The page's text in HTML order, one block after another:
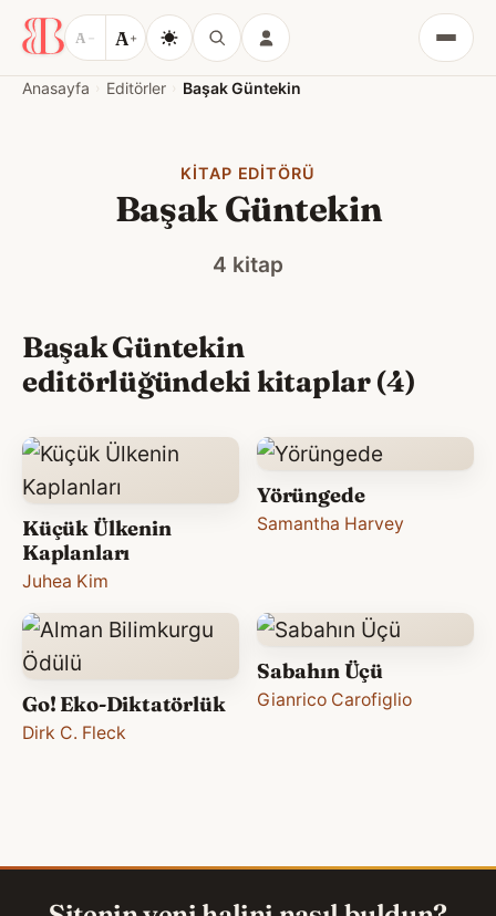
A − A+
Menü
Anasayfa Editörler Başak Güntekin
KITAP EDITÖRÜ
Başak Güntekin
4 kitap
Başak Güntekin
editörlüğündeki kitaplar (4)
Küçük Ülkenin
Kaplanları
Juhea Kim
Yörüngede
Samantha Harvey
Go! Eko-Diktatörlük
Dirk C. Fleck
Sabahın Üçü
Gianrico Carofiglio